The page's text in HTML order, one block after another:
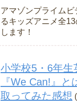
アマゾンプライム
るキッズアニメ全
します！
小学校5・6年生
『We Can!』と
取ってみた感想